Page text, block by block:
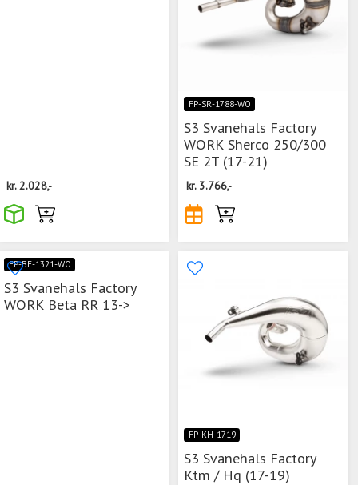
kr.2.028,-
FP-SR-1788-WO
S3 Svanehals Factory
WORK Sherco 250/300
SE 2T (17-21)
kr. 3.766,-
FP-BE-1321-WO
S3 Svanehals Factory
WORK Beta RR 13->
FP-KH-1719
S3 Svanehals Factory
Ktm / Hq (17-19)